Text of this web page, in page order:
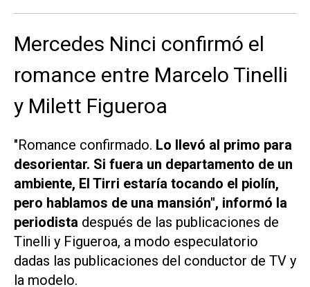
Mercedes Ninci confirmó el
romance entre Marcelo Tinelli
y Milett Figueroa
"Romance confirmado. Lo llevó al primo para
desorientar. Si fuera un departamento de un
ambiente, El Tirri estaría tocando el piolín,
pero hablamos de una mansión", informó la
periodista después de las publicaciones de
Tinelli y Figueroa, a modo especulatorio
dadas las publicaciones del conductor de TV y
la modelo.